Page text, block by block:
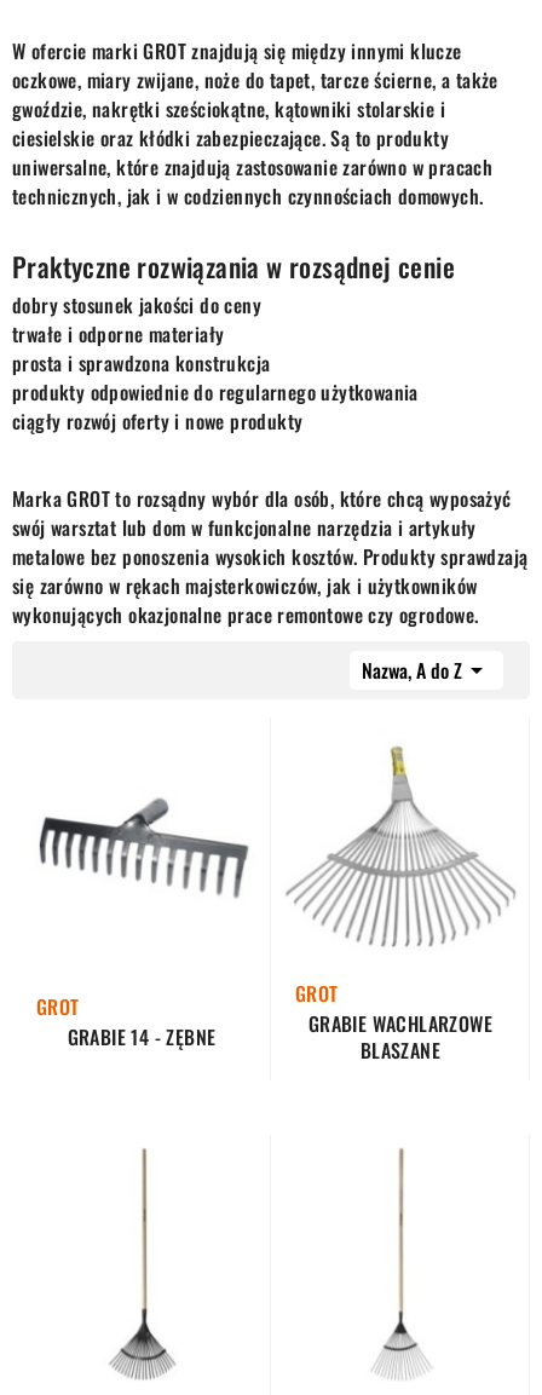
W ofercie marki GROT znajdują się między innymi klucze
oczkowe, miary zwijane, noże do tapet, tarcze ścierne, a także
gwoździe, nakrętki sześciokątne, kątowniki stolarskie i
ciesielskie oraz kłódki zabezpieczające. Są to produkty
uniwersalne, które znajdują zastosowanie zarówno w pracach
technicznych, jak i w codziennych czynnościach domowych.
Praktyczne rozwiązania w rozsądnej cenie
dobry stosunek jakości do ceny
trwałe i odporne materiały
prosta i sprawdzona konstrukcja
produkty odpowiednie do regularnego użytkowania
ciągły rozwój oferty i nowe produkty
Marka GROT to rozsądny wybór dla osób, które chcą wyposażyć
swój warsztat lub dom w funkcjonalne narzędzia i artykuły
metalowe bez ponoszenia wysokich kosztów. Produkty sprawdzają
się zarówno w rękach majsterkowiczów, jak i użytkowników
wykonujących okazjonalne prace remontowe czy ogrodowe.
Nazwa, A do Z 
GROT
GRABIE 14 - ZĘBNE
GROT
GRABIE WACHLARZOWE
BLASZANE